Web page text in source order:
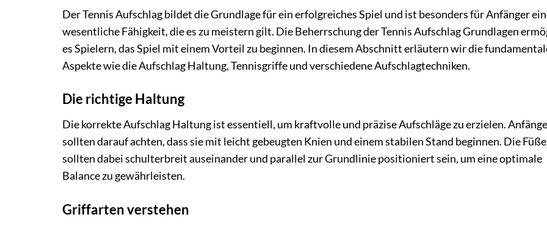
Der Tennis Aufschlag bildet die Grundlage für ein erfolgreiches Spiel und ist besonders für Anfänger
wesentliche Fähigkeit, die es zu meistern gilt. Die Beherrschung der Tennis Aufschlag Grundlagen
es Spielern, das Spiel mit einem Vorteil zu beginnen. In diesem Abschnitt erläutern wir die
Aspekte wie die Aufschlag Haltung, Tennisgriffe und verschiedene Aufschlagtechniken.
Die richtige Haltung
Die korrekte Aufschlag Haltung ist essentiell, um kraftvolle und präzise Aufschläge zu erzielen.
sollten darauf achten, dass sie mit leicht gebeugten Knien und einem stabilen Stand beginnen. Die Füße
sollten dabei schulterbreit auseinander und parallel zur Grundlinie positioniert sein, um eine optimale
Balance zu gewährleisten.
Griffarten verstehen